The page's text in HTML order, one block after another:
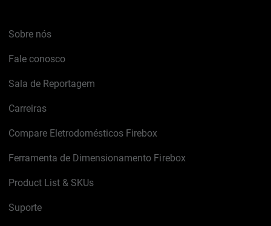
Sobre nós
Fale conosco
Sala de Reportagem
Carreiras
Compare Eletrodomésticos Firebox
Ferramenta de Dimensionamento Firebox
Product List & SKUs
Suporte